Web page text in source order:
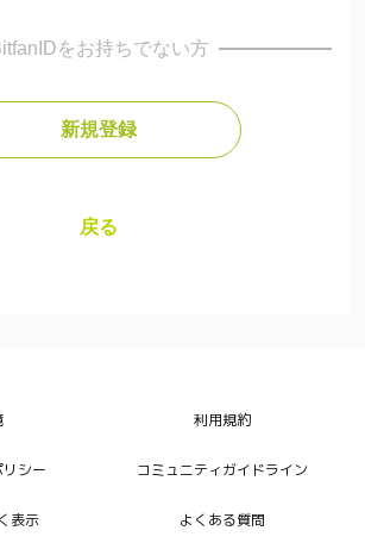
コメントに答えてくれるから、本当に
をお持ちでない方
新規登録
戻る
利用規約
シー コミュニティガイドライン
表示 よくある質問